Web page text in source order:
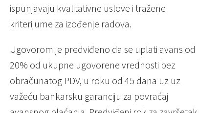
ispunjavaju kvalitativne uslove i tražene
kriterijume za izođenje radova.
Ugovorom je predviđeno da se uplati avans od
20% od ukupne ugovorene vrednosti bez
obračunatog PDV, u roku od 45 dana uz uz
važeću bankarsku garanciju za povraćaj